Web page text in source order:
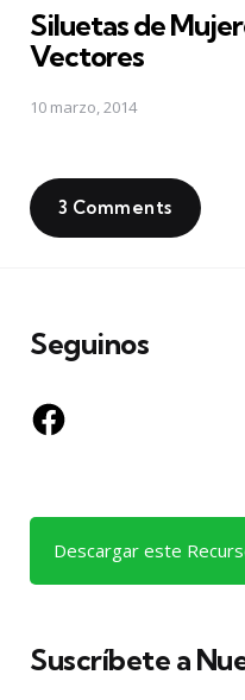
Siluetas de
Vectores
10 marzo, 2014
3 Comments
Seguinos
Facebook
Descargar este
Suscríbete a